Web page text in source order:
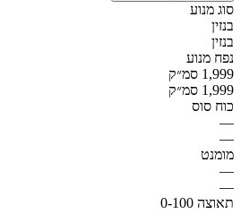
סוג מנוע
בנזין
בנזין
נפח מנוע
1,999 סמ״ק
1,999 סמ״ק
כוח סוס
—
—
מומנט
—
—
תאוצה 0-100